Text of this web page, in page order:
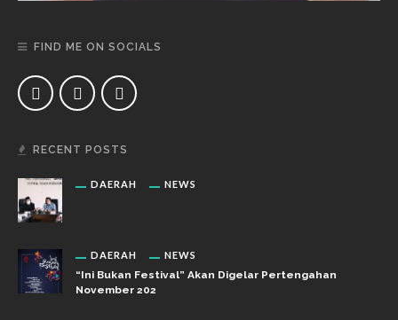
FIND ME ON SOCIALS
RECENT POSTS
DAERAH NEWS
DAERAH NEWS
“Ini Bukan Festival” Akan Digelar Pertengahan
November 202